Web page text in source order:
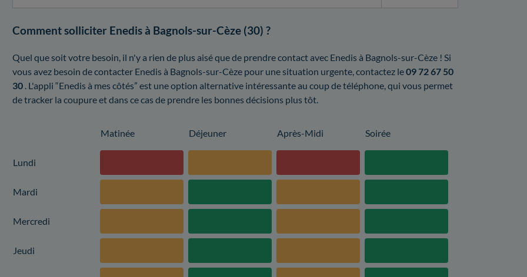
Comment solliciter Enedis à Bagnols-sur-Cèze (30) ?
Quel que soit votre besoin, il n'y a rien de plus aisé que de prendre contact avec Enedis à Bagnols-sur-Cèze ! Si
vous avez besoin de contacter Enedis à Bagnols-sur-Cèze pour une situation urgente, contactez le09 72 67 50
30 . L'appli “Enedis à mes côtés” est une option alternative intéressante au coup de téléphone, qui vous permet
de tracker la coupure et dans ce cas de prendre les bonnes décisions plus tôt.
Matinée Déjeuner Après-Midi Soirée
Lundi
Mardi
Mercredi
Jeudi